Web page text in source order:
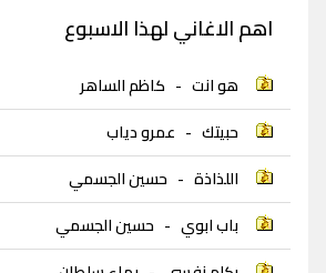
اهم الاغاني لهذا الاسبوع
هو انت - كاظم الساهر
حبيتك - عمرو دياب
اللذاذة - حسين الجسمي
باب ابوي - حسين الجسمي